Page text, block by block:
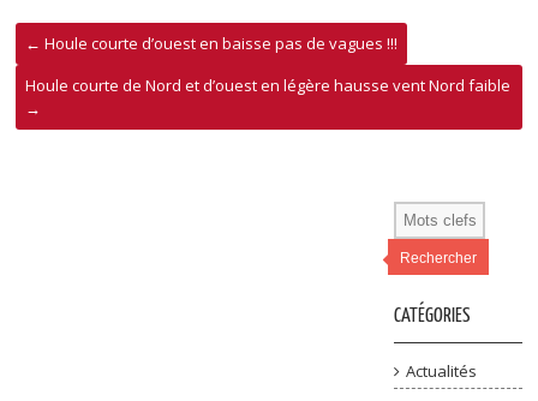
← Houle courte d’ouest en baisse pas de vagues !!!
Houle courte de Nord et d’ouest en légère hausse vent Nord faible
→
Rechercher
CATÉGORIES
Actualités